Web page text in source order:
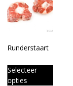
Runderstaart
Selecteer
opties